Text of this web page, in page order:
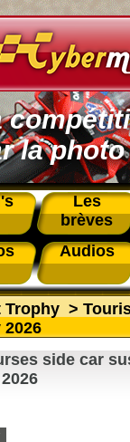
la photo
Les
brèves
Audios
Trophy >
2026
side car